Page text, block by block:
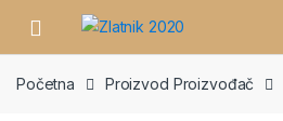
navigation
content
Početna Proizvod Proizvođač